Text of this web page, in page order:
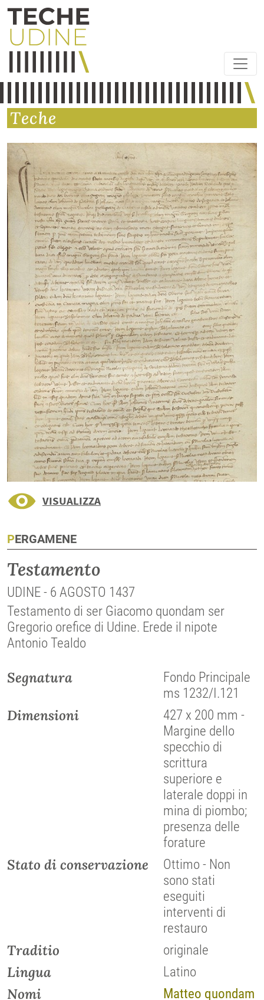
Teche
VISUALIZZA
PERGAMENE
Testamento
UDINE - 6 AGOSTO 1437
Testamento di ser Giacomo quondam ser
Gregorio orefice di Udine. Erede il nipote
Antonio Tealdo
Segnatura
Fondo Principale
ms 1232/I.121
Dimensioni
427 x 200 mm -
Margine dello
specchio di
scrittura
superiore e
laterale doppi in
mina di piombo;
presenza delle
forature
Stato di conservazione
Ottimo - Non
sono stati
eseguiti
interventi di
restauro
Traditio originale
Lingua Latino
Nomi
Matteo quondam